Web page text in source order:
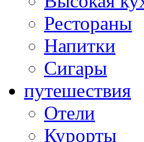
Рестораны
Напитки
Сигары
путешествия
Отели
Курорты